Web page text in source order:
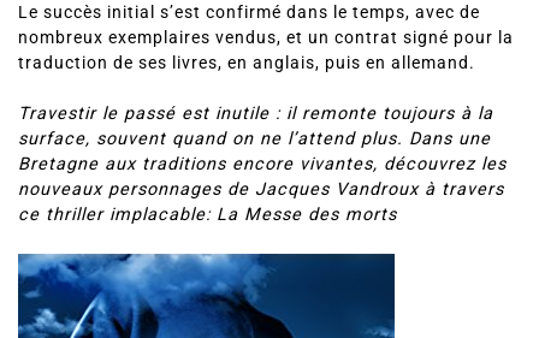
Le succès initial s’est confirmé dans le temps, avec de
nombreux exemplaires vendus, et un contrat signé pour la
traduction de ses livres, en anglais, puis en allemand.
Travestir le passé est inutile : il remonte toujours à la
surface, souvent quand on ne l’attend plus. Dans une
Bretagne aux traditions encore vivantes, découvrez les
nouveaux personnages de Jacques Vandroux à travers
ce thriller implacable: La Messe des morts